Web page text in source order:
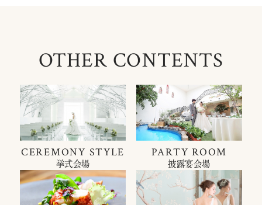
OTHER CONTENTS
CEREMONY STYLE
挙式会場
PARTY ROOM
披露宴会場